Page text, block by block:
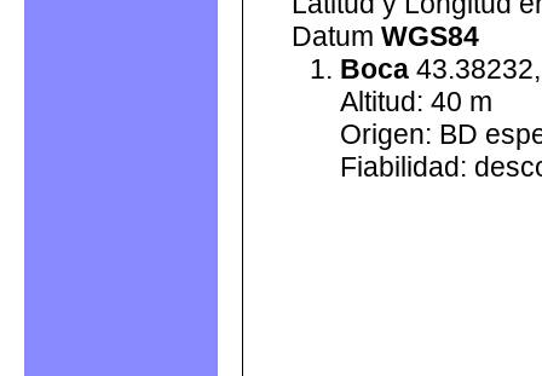
Datum WGS84
Boca
Altitud: 40 m
Origen: BD
Fiabilidad: